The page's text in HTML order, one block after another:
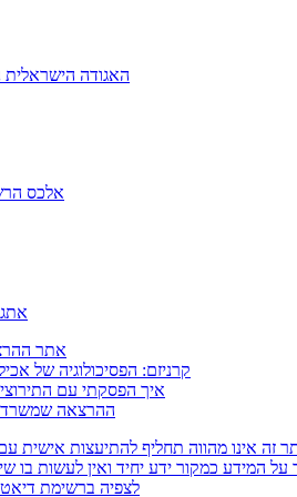
האגודה הישראלית
אלכס
אתגר 22 - מנסים
אתר
קרניזם: הפסיכולוגיה של
איך הפסקתי עם
ההרצאה שמשרד
לצפיה ברשימת